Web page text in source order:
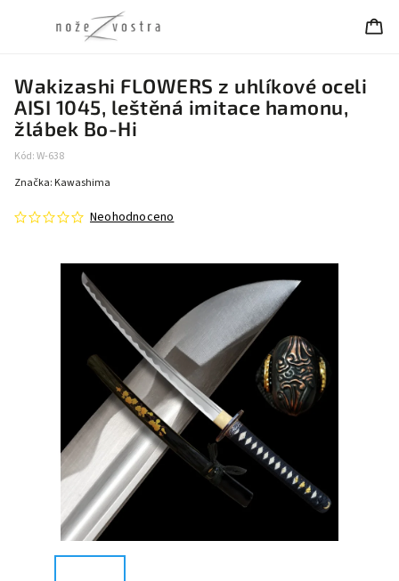
Wakizashi FLOWERS z uhlíkové oceli
AISI 1045, leštěná imitace hamonu,
žlábek Bo-Hi
Kód:W-638
Neohodnoceno
Značka: Kawashima